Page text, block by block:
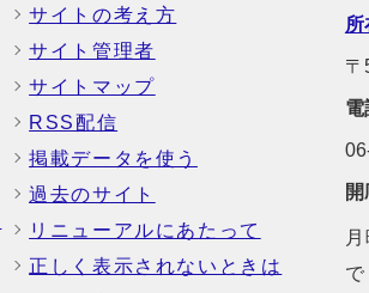
サイトの考え方
サイト管理者
サイトマップ
RSS配信
掲載データを使う
過去のサイト
リニューアルにあたって
正しく表示されないときは
〒
電
開
で